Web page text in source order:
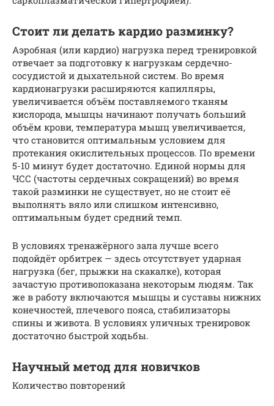
Стоит ли делать кардио разминку?
Аэробная (или кардио) нагрузка перед тренировкой
отвечает за подготовку к нагрузкам сердечно-
сосудистой и дыхательной систем. Во время
кардионагрузки расширяются капилляры,
увеличивается объём поставляемого тканям
кислорода, мышцы начинают получать больший
объём крови, температура мышц увеличивается,
что становится оптимальным условием для
протекания окислительных процессов. По времени
5-10 минут будет достаточно. Единой нормы для
ЧСС (частоты сердечных сокращений) во время
такой разминки не существует, но не стоит её
выполнять вяло или слишком интенсивно,
оптимальным будет средний темп.
В условиях тренажёрного зала лучше всего
подойдёт орбитрек — здесь отсутствует ударная
нагрузка (бег, прыжки на скакалке), которая
зачастую противопоказана некоторым людям. Так
же в работу включаются мышцы и суставы нижних
конечностей, плечевого пояса, стабилизаторы
спины и живота. В условиях уличных тренировок
достаточно быстрой ходьбы.
Научный метод для новичков
Количество повторений